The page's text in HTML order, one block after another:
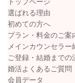
選ばれる理由
初めての方へ
プラン・料金のご案
メインカウンセラー
ご登録・結婚までの
婚活よくあるご質問
会員データ